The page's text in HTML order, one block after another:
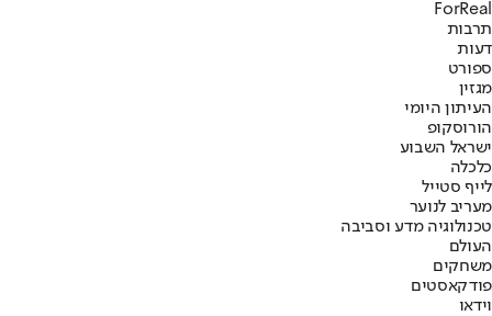
ForReal
תרבות
דעות
ספורט
מגזין
העיתון היומי
הורוסקופ
ישראל השבוע
כלכלה
לייף סטייל
מעריב לנוער
טכנולוגיה מדע וסביבה
העולם
משחקים
פודקאסטים
וידאו